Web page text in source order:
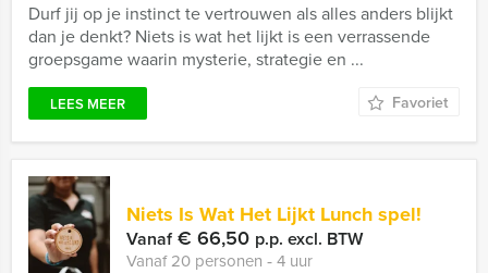
Durf jij op je instinct te vertrouwen als alles anders blijkt
dan je denkt? Niets is wat het lijkt is een verrassende
groepsgame waarin mysterie, strategie en ...
LEES MEER Favoriet
Niets Is Wat Het Lijkt Lunch spel!
Vanaf€ 66,50 p.p. excl. BTW
Vanaf 20 personen ‐ 4 uur